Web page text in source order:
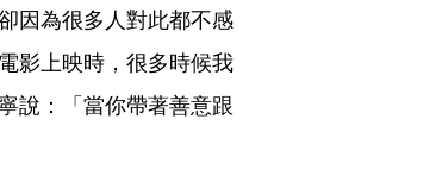
因為很多人對此都不感
影上映時，很多時候我
說：「當你帶著善意跟